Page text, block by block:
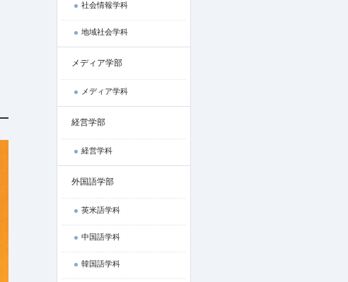
社会情報学科
地域社会学科
メディア学部
メディア学科
経営学部
経営学科
外国語学部
英米語学科
中国語学科
韓国語学科